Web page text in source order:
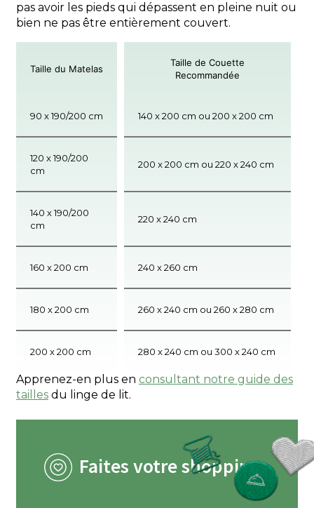
pas avoir les pieds qui dépassent en pleine nuit ou
bien ne pas être entièrement couvert.
Taille du Matelas
Taille de Couette
Recommandée
90 x 190/200 cm 140 x 200 cm ou 200 x 200 cm
120 x 190/200
cm
200 x 200 cm ou 220 x 240 cm
140 x 190/200
cm
220 x 240 cm
160 x 200 cm 240 x 260 cm
180 x 200 cm 260 x 240 cm ou 260 x 280 cm
200 x 200 cm 280 x 240 cm ou 300 x 240 cm
Apprenez-en plus en consultant notre guide des
tailles du linge de lit.
Faites votre shopping